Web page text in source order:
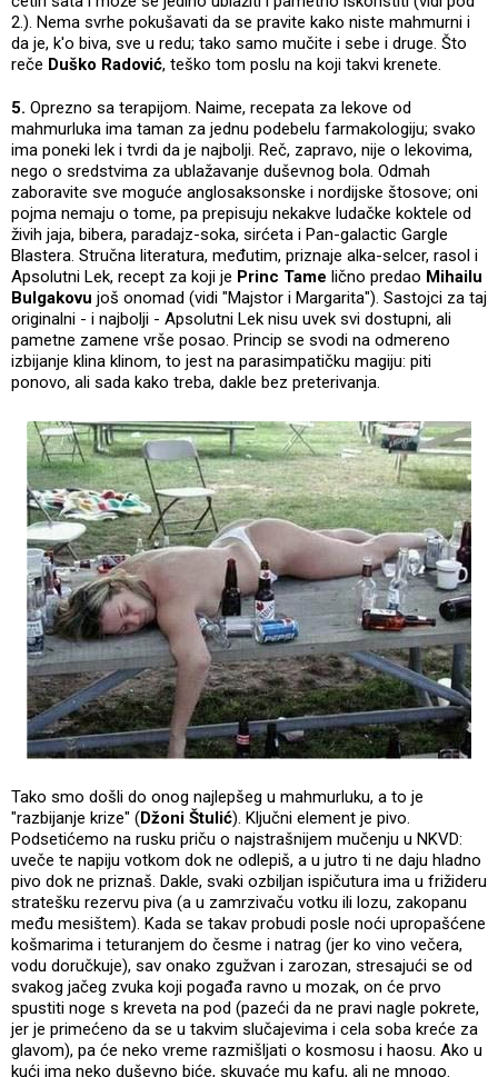
2.). Nema svrhe pokušavati da se pravite kako niste mahmurni i
da je, k'o biva, sve u redu; tako samo mučite i sebe i druge. Što
reče Duško Radović, teško tom poslu na koji takvi krenete.
5. Oprezno sa terapijom. Naime, recepata za lekove od
mahmurluka ima taman za jednu podebelu farmakologiju; svako
ima poneki lek i tvrdi da je najbolji. Reč, zapravo, nije o lekovima,
nego o sredstvima za ublažavanje duševnog bola. Odmah
zaboravite sve moguće anglosaksonske i nordijske štosove; oni
pojma nemaju o tome, pa prepisuju nekakve ludačke koktele od
živih jaja, bibera, paradajz-soka, sirćeta i Pan-galactic Gargle
Blastera. Stručna literatura, međutim, priznaje alka-selcer, rasol i
Apsolutni Lek, recept za koji je Princ Tame lično predao Mihailu
Bulgakovu još onomad (vidi "Majstor i Margarita"). Sastojci za taj
originalni - i najbolji - Apsolutni Lek nisu uvek svi dostupni, ali
pametne zamene vrše posao. Princip se svodi na odmereno
izbijanje klina klinom, to jest na parasimpatičku magiju: piti
ponovo, ali sada kako treba, dakle bez preterivanja.
Tako smo došli do onog najlepšeg u mahmurluku, a to je
"razbijanje krize" (Džoni Štulić). Ključni element je pivo.
Podsetićemo na rusku priču o najstrašnijem mučenju u NKVD:
uveče te napiju votkom dok ne odlepiš, a u jutro ti ne daju hladno
pivo dok ne priznaš. Dakle, svaki ozbiljan ispičutura ima u frižideru
stratešku rezervu piva (a u zamrzivaču votku ili lozu, zakopanu
među mesištem). Kada se takav probudi posle noći upropašćene
košmarima i teturanjem do česme i natrag (jer ko vino večera,
vodu doručkuje), sav onako zgužvan i zarozan, stresajući se od
svakog jačeg zvuka koji pogađa ravno u mozak, on će prvo
spustiti noge s kreveta na pod (pazeći da ne pravi nagle pokrete,
jer je primećeno da se u takvim slučajevima i cela soba kreće za
glavom), pa će neko vreme razmišljati o kosmosu i haosu. Ako u
kući ima neko duševno biće, skuvaće mu kafu, ali ne mnogo.